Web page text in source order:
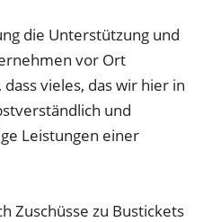
die Unterstützung und
vor Ort
vieles, das wir hier in
und
Leistungen einer
Zuschüsse zu Bustickets